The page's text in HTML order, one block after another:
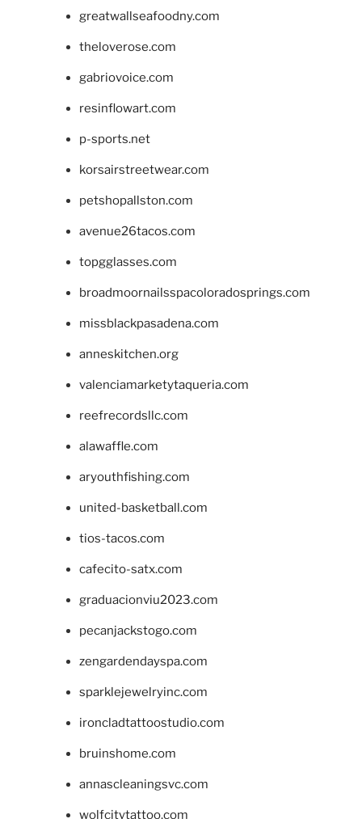
greatwallseafoodny.com
theloverose.com
gabriovoice.com
resinflowart.com
p-sports.net
korsairstreetwear.com
petshopallston.com
avenue26tacos.com
topgglasses.com
broadmoornailsspacoloradosprings.com
missblackpasadena.com
anneskitchen.org
valenciamarketytaqueria.com
reefrecordsllc.com
alawaffle.com
aryouthfishing.com
united-basketball.com
tios-tacos.com
cafecito-satx.com
graduacionviu2023.com
pecanjackstogo.com
zengardendayspa.com
sparklejewelryinc.com
ironcladtattoostudio.com
bruinshome.com
annascleaningsvc.com
wolfcitytattoo.com